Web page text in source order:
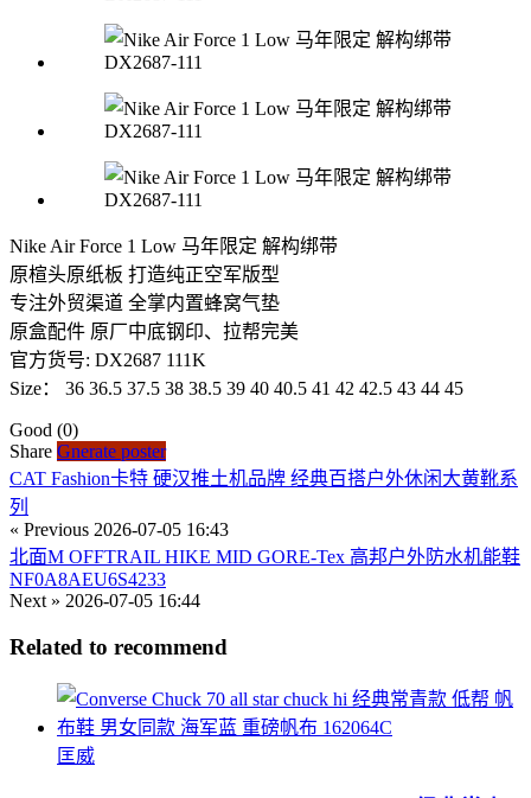
Nike Air Force 1 Low 马年限定 解构绑带
原楦头原纸板 打造纯正空军版型
专注外贸渠道 全掌内置蜂窝气垫
原盒配件 原厂中底钢印、拉帮完美
官方货号: DX2687 111K
Size： 36 36.5 37.5 38 38.5 39 40 40.5 41 42 42.5 43 44 45
Good (0)
Share Gnerate poster
CAT Fashion卡特 硬汉推土机品牌 经典百搭户外休闲大黄靴系
列
« Previous 2026-07-05 16:43
北面M OFFTRAIL HIKE MID GORE-Tex 高邦户外防水机能鞋
NF0A8AEU6S4233
Next » 2026-07-05 16:44
Related to recommend
匡威